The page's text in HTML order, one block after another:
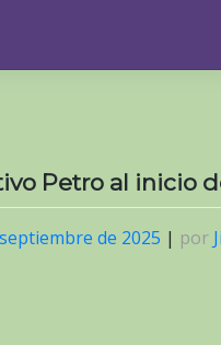
Petro al inicio
de 2025 | por